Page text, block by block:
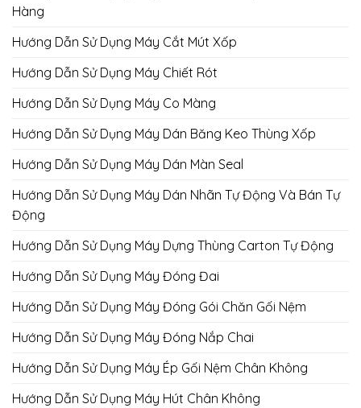
Hàng
Hướng Dẫn Sử Dụng Máy Cắt Mút Xốp
Hướng Dẫn Sử Dụng Máy Chiết Rót
Hướng Dẫn Sử Dụng Máy Co Màng
Hướng Dẫn Sử Dụng Máy Dán Băng Keo Thùng Xốp
Hướng Dẫn Sử Dụng Máy Dán Màn Seal
Hướng Dẫn Sử Dụng Máy Dán Nhãn Tự Động Và Bán Tự
Động
Hướng Dẫn Sử Dụng Máy Dựng Thùng Carton Tự Động
Hướng Dẫn Sử Dụng Máy Đóng Đai
Hướng Dẫn Sử Dụng Máy Đóng Gói Chăn Gối Nệm
Hướng Dẫn Sử Dụng Máy Đóng Nắp Chai
Hướng Dẫn Sử Dụng Máy Ép Gối Nệm Chân Không
Hướng Dẫn Sử Dụng Máy Hút Chân Không